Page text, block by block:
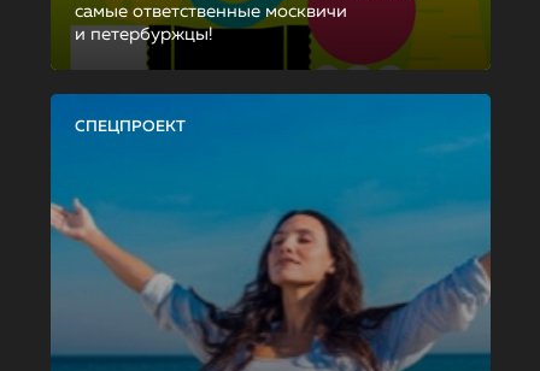
самые ответственные москвичи
и петербуржцы!
СПЕЦПРОЕКТ